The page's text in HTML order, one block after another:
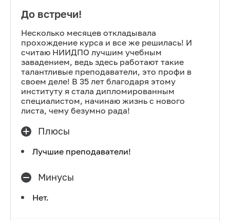
До встречи!
Несколько месяцев откладывала
прохождение курса и все же решилась! И
считаю НИИДПО лучшим учебным
завадением, ведь здесь работают такие
талантливые преподаватели, это профи в
своем деле! В 35 лет благодаря этому
институту я стала дипломированным
специалистом, начинаю жизнь с нового
листа, чему безумно рада!
Плюсы
Лучшие преподаватели!
Минусы
Нет.